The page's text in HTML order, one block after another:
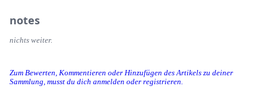
Zum Bewerten, Kommentieren oder Hinzufügen des Artikels zu deiner
Sammlung, musst du dich anmelden oder registrieren.
notes
nichts weiter.